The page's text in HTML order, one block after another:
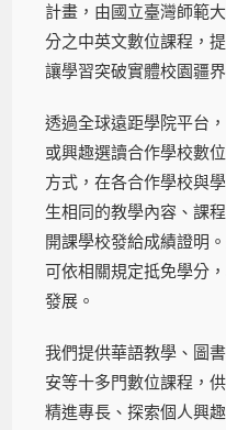
計畫，由國立臺灣師範
分之中英文數位課程，
讓學習突破實體校園疆
透過全球遠距學院平台
或興趣選讀合作學校數
方式，在各合作學校與
生相同的教學內容、課
開課學校發給成績證明
可依相關規定抵免學分
發展。
我們提供華語教學、圖
安等十多門數位課程，
精進專長、探索個人興